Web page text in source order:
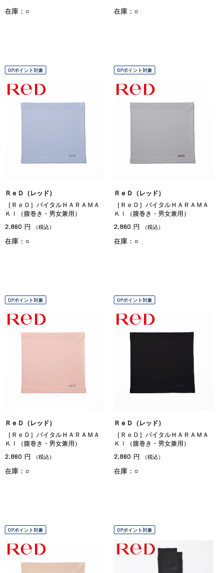
在庫：○ 在庫：○
OPポイント対象
ＲｅＤ（レッド）
［ＲｅＤ］バイタルＨＡＲＡＭＡ
ＫＩ（腹巻き・男女兼用）
2,860 円 （税込）
在庫：○
OPポイント対象
ＲｅＤ（レッド）
［ＲｅＤ］バイタルＨＡＲＡＭＡ
ＫＩ（腹巻き・男女兼用）
2,860 円 （税込）
在庫：○
OPポイント対象
ＲｅＤ（レッド）
［ＲｅＤ］バイタルＨＡＲＡＭＡ
ＫＩ（腹巻き・男女兼用）
2,860 円 （税込）
在庫：○
OPポイント対象
ＲｅＤ（レッド）
［ＲｅＤ］バイタルＨＡＲＡＭＡ
ＫＩ（腹巻き・男女兼用）
2,860 円 （税込）
在庫：○
OPポイント対象 OPポイント対象